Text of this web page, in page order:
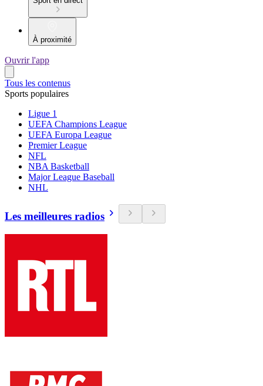
À proximité
Ouvrir l'app
Tous les contenus
Sports populaires
Ligue 1
UEFA Champions League
UEFA Europa League
Premier League
NFL
NBA Basketball
Major League Baseball
NHL
Les meilleures radios